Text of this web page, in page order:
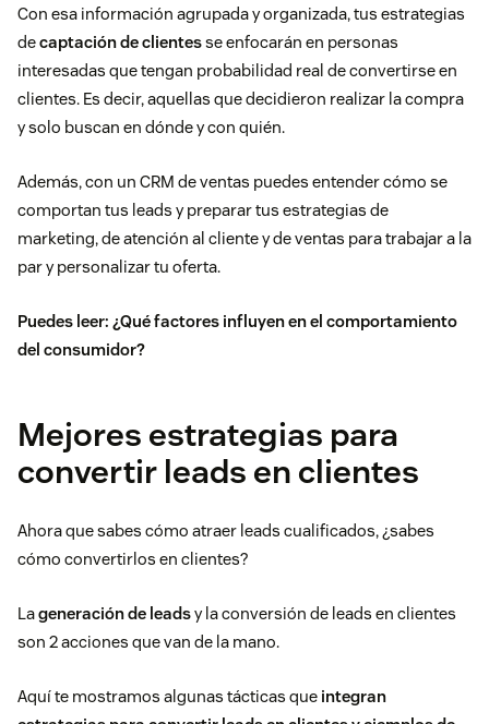
Con esa información agrupada y organizada, tus estrategias
decaptación de clientesse enfocarán en personas
interesadas que tengan probabilidad real de convertirse en
clientes. Es decir, aquellas que decidieron realizar la compra
y solo buscan en dónde y con quién.
Además, con un CRM de ventas puedes entender cómo se
comportan tus leads y preparar tus estrategias de
marketing, de atención al cliente y de ventas para trabajar a la
par y personalizar tu oferta.
Puedes leer: ¿Qué factores influyen en el comportamiento
del consumidor?
Mejores estrategias para
convertir leads en clientes
Ahora que sabes cómo atraer leads cualificados, ¿sabes
cómo convertirlos en clientes?
Lageneración de leadsy la conversión de leads en clientes
son 2 acciones que van de la mano.
Aquí te mostramos algunas tácticas que integran